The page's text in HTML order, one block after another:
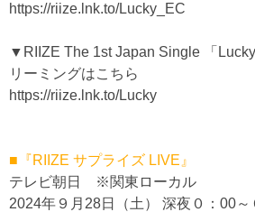
https://riize.lnk.to/Lucky_EC
▼RIIZE The 1st Japan Single 「
リーミングはこちら
https://riize.lnk.to/Lucky
■『RIIZE サプライズ LIVE』
テレビ朝日 ※関東ローカル
2024年９月28日（土） 深夜０：00